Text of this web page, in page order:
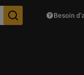
Des suggestions
Besoin